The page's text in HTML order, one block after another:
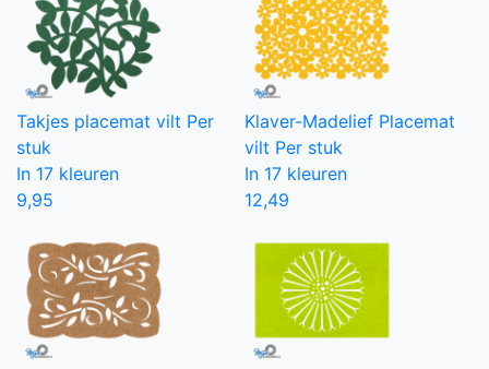
Takjes placemat vilt Per
stuk
In 17 kleuren
9,95
Klaver-Madelief Placemat
vilt Per stuk
In 17 kleuren
12,49